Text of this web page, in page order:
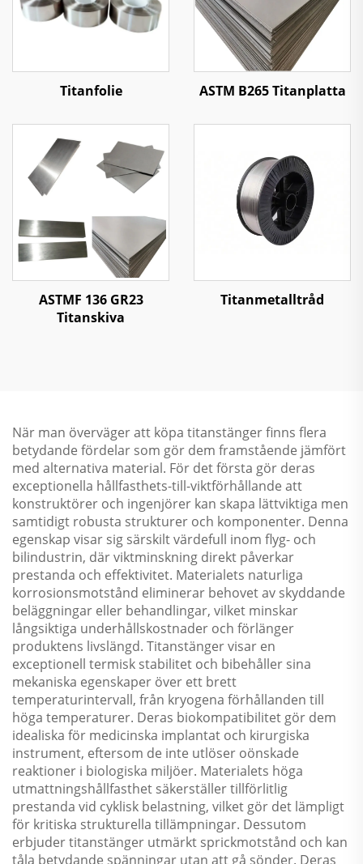
Titanfolie ASTM B265 Titanplatta
ASTMF 136 GR23
Titanskiva
Titanmetalltråd
När man överväger att köpa titanstänger finns flera
betydande fördelar som gör dem framstående jämfört
med alternativa material. För det första gör deras
exceptionella hållfasthets-till-viktförhållande att
konstruktörer och ingenjörer kan skapa lättviktiga men
samtidigt robusta strukturer och komponenter. Denna
egenskap visar sig särskilt värdefull inom flyg- och
bilindustrin, där viktminskning direkt påverkar
prestanda och effektivitet. Materialets naturliga
korrosionsmotstånd eliminerar behovet av skyddande
beläggningar eller behandlingar, vilket minskar
långsiktiga underhållskostnader och förlänger
produktens livslängd. Titanstänger visar en
exceptionell termisk stabilitet och bibehåller sina
mekaniska egenskaper över ett brett
temperaturintervall, från kryogena förhållanden till
höga temperaturer. Deras biokompatibilitet gör dem
idealiska för medicinska implantat och kirurgiska
instrument, eftersom de inte utlöser oönskade
reaktioner i biologiska miljöer. Materialets höga
utmattningshållfasthet säkerställer tillförlitlig
prestanda vid cyklisk belastning, vilket gör det lämpligt
för kritiska strukturella tillämpningar. Dessutom
erbjuder titanstänger utmärkt sprickmotstånd och kan
tåla betydande spänningar utan att gå sönder. Deras